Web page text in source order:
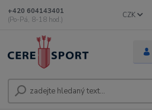
CZK
+420 604143401
(Po-Pá, 8-18 hod.)